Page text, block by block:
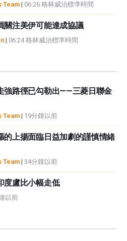
Team | 06:26 格林威治標準時間
關注美伊可能達成協議
| 06:24 格林威治標準時間
強路徑已勾勒出——三菱日聯金
Team | 19分鐘以前
的上揚面臨日益加劇的謹慎情緒
Team | 34分鐘以前
度盧比小幅走低
以前